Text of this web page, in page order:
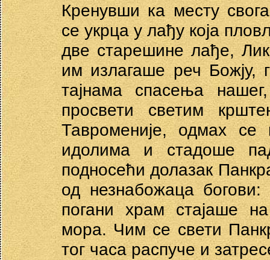
Кренувши ка месту
се укрца у лађу која
две старешине лађе,
им излагаше реч Божју,
тајнама спасења
просвети светим
Тавроменије, одмах
идолима и стадоше
подносећи долазак
од незнабожаца
погани храм стајаше
мора. Чим се свети
тог часа распуче и